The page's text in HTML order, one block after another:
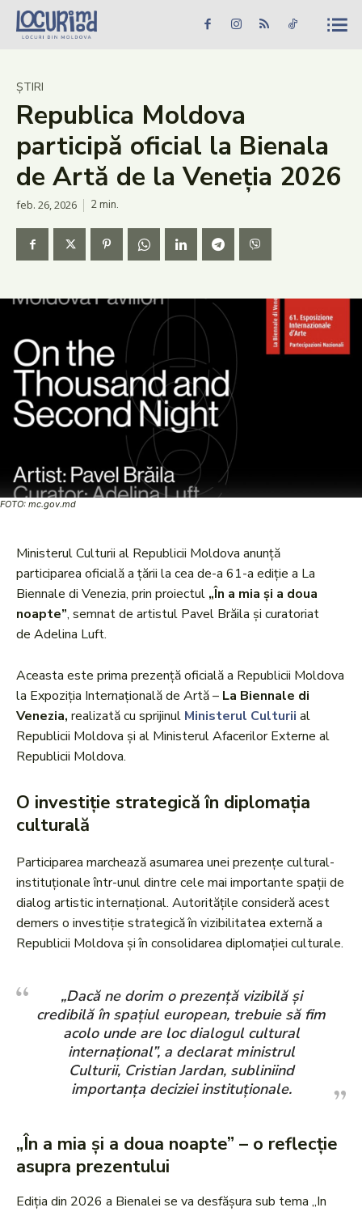
Caută în site... Căutare
Știri
Evenimente
Dezvoltare rurală
Vinării
Patrimoniu
Produs Acasă
ȘTIRI
Republica Moldova
participă oficial la Bienala
de Artă de la Veneția 2026
feb. 26, 2026 2min.
FOTO: mc.gov.md
Ministerul Culturii al Republicii Moldova anunță
participarea oficială a țării la cea de-a 61-a ediție a La
Biennale di Venezia, prin proiectul „În a mia și a doua
noapte”, semnat de artistul Pavel Brăila și curatoriat
de Adelina Luft.
Aceasta este prima prezență oficială a Republicii Moldova
la Expoziția Internațională de Artă – La Biennale di
Venezia, realizată cu sprijinul Ministerul Culturii al
Republicii Moldova și al Ministerul Afacerilor Externe al
Republicii Moldova.
O investiție strategică în diplomația
culturală
Participarea marchează asumarea unei prezențe cultural-
instituționale într-unul dintre cele mai importante spații de
dialog artistic internațional. Autoritățile consideră acest
demers o investiție strategică în vizibilitatea externă a
Republicii Moldova și în consolidarea diplomației culturale.
„Dacă ne dorim o prezență vizibilă și
credibilă în spațiul european, trebuie să fim
acolo unde are loc dialogul cultural
internațional”, a declarat ministrul
Culturii, Cristian Jardan, subliniind
importanța deciziei instituționale.
„În a mia și a doua noapte” – o reflecție
asupra prezentului
Ediția din 2026 a Bienalei se va desfășura sub tema „In